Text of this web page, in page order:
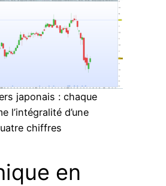
japonais : chaque
l’intégralité d’une
chiffres
en